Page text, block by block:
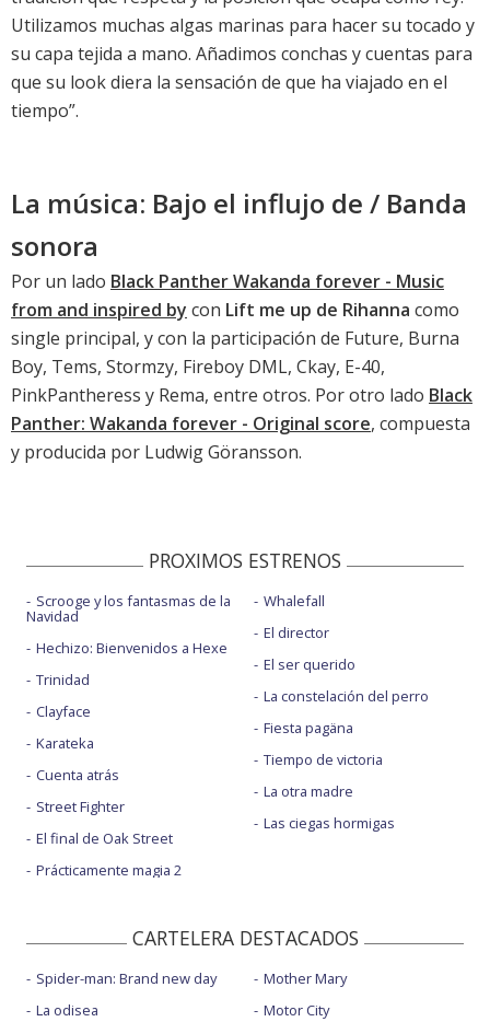
Utilizamos muchas algas marinas para hacer su tocado y
su capa tejida a mano. Añadimos conchas y cuentas para
que su look diera la sensación de que ha viajado en el
tiempo”.
La música: Bajo el influjo de / Banda
sonora
Por un lado Black Panther Wakanda forever - Music
from and inspired by con Lift me up de Rihanna como
single principal, y con la participación de Future, Burna
Boy, Tems, Stormzy, Fireboy DML, Ckay, E-40,
PinkPantheress y Rema, entre otros. Por otro lado Black
Panther: Wakanda forever - Original score, compuesta
y producida por Ludwig Göransson.
PROXIMOS ESTRENOS
Scrooge y los fantasmas de la
Navidad
Hechizo: Bienvenidos a Hexe
Trinidad
Clayface
Karateka
Cuenta atrás
Street Fighter
El final de Oak Street
Prácticamente magia 2
Whalefall
El director
El ser querido
La constelación del perro
Fiesta pagäna
Tiempo de victoria
La otra madre
Las ciegas hormigas
CARTELERA DESTACADOS
Spider-man: Brand new day
La odisea
Mother Mary
Motor City